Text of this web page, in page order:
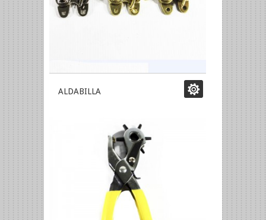
ALDABILLA